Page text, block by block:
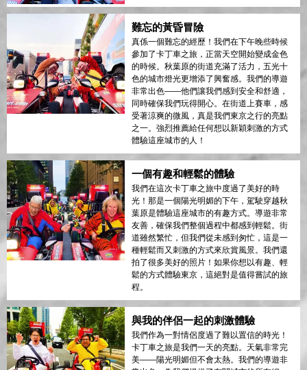
難忘的黃昏冒險
真係一個難忘的經歷！我們在下午晚些時候
參加了卡丁車之旅，正當天空開始變成金色
的時候。秋葉原的街道充滿了活力，五光十
色的城市燈光更增添了興奮感。我們的導遊
非常出色——他們讓我們感到安全和舒適，
同時確保我們玩得開心。在街道上賽車，感
受著涼爽的微風，真是我們東京之行的亮點
之一。強烈推薦給任何想以新穎刺激的方式
體驗這座城市的人！
一個有趣和輕鬆的體驗
我們在這次卡丁車之旅中度過了美好的時
光！那是一個陽光明媚的下午，駕駛穿越秋
葉原是體驗這座城市的有趣方式。導遊非常
友善，確保我們整個過程中都感到輕鬆。街
道雖然繁忙，但我們從未感到匆忙，這是一
種輕鬆而又刺激的方式來欣賞風景。我們還
拍了很多美好的照片！如果你想以有趣、輕
鬆的方式體驗東京，這絕對是值得嘗試的旅
程。
與我的伴侶一起的刺激體驗
我們作為一對情侶度過了難以置信的時光！
卡丁車之旅是我們一天的亮點。天氣非常完
美——陽光明媚但不會太熱。我們的導遊非